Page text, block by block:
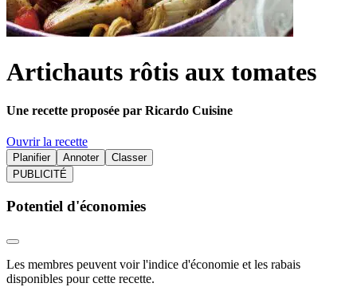
Artichauts rôtis aux tomates
Une recette proposée par Ricardo Cuisine
Ouvrir la recette
Planifier Annoter
Classer
PUBLICITÉ
Potentiel d'économies
Les membres peuvent voir l'indice d'économie et les rabais
disponibles pour cette recette.